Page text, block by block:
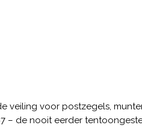
veiling voor postzegels,
– de nooit eerder